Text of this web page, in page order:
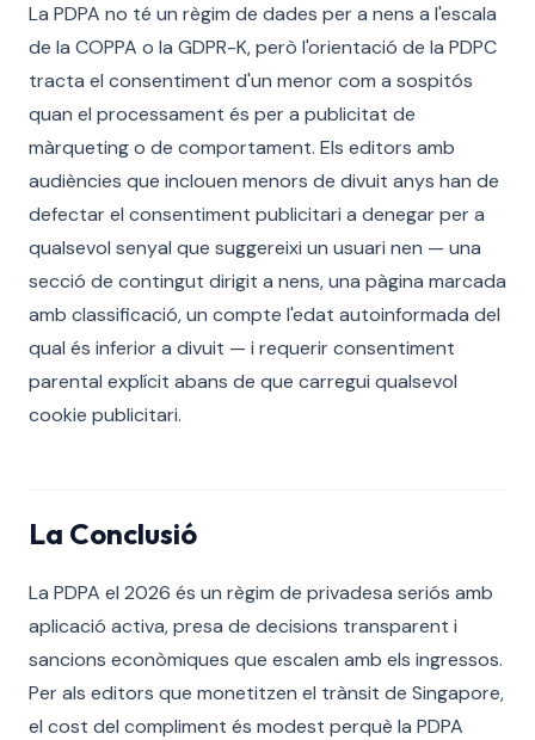
La PDPA no té un règim de dades per a nens a l'escala
de la COPPA o la GDPR-K, però l'orientació de la PDPC
tracta el consentiment d'un menor com a sospitós
quan el processament és per a publicitat de
màrqueting o de comportament. Els editors amb
audiències que inclouen menors de divuit anys han de
defectar el consentiment publicitari a denegar per a
qualsevol senyal que suggereixi un usuari nen — una
secció de contingut dirigit a nens, una pàgina marcada
amb classificació, un compte l'edat autoinformada del
qual és inferior a divuit — i requerir consentiment
parental explícit abans de que carregui qualsevol
cookie publicitari.
La Conclusió
La PDPA el 2026 és un règim de privadesa seriós amb
aplicació activa, presa de decisions transparent i
sancions econòmiques que escalen amb els ingressos.
Per als editors que monetitzen el trànsit de Singapore,
el cost del compliment és modest perquè la PDPA